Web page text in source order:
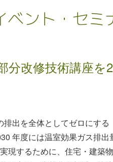
ベント・セミ
改修技術講座を
出を全体としてゼロにす
年度には温室効果ガス排
するために、住宅・建築